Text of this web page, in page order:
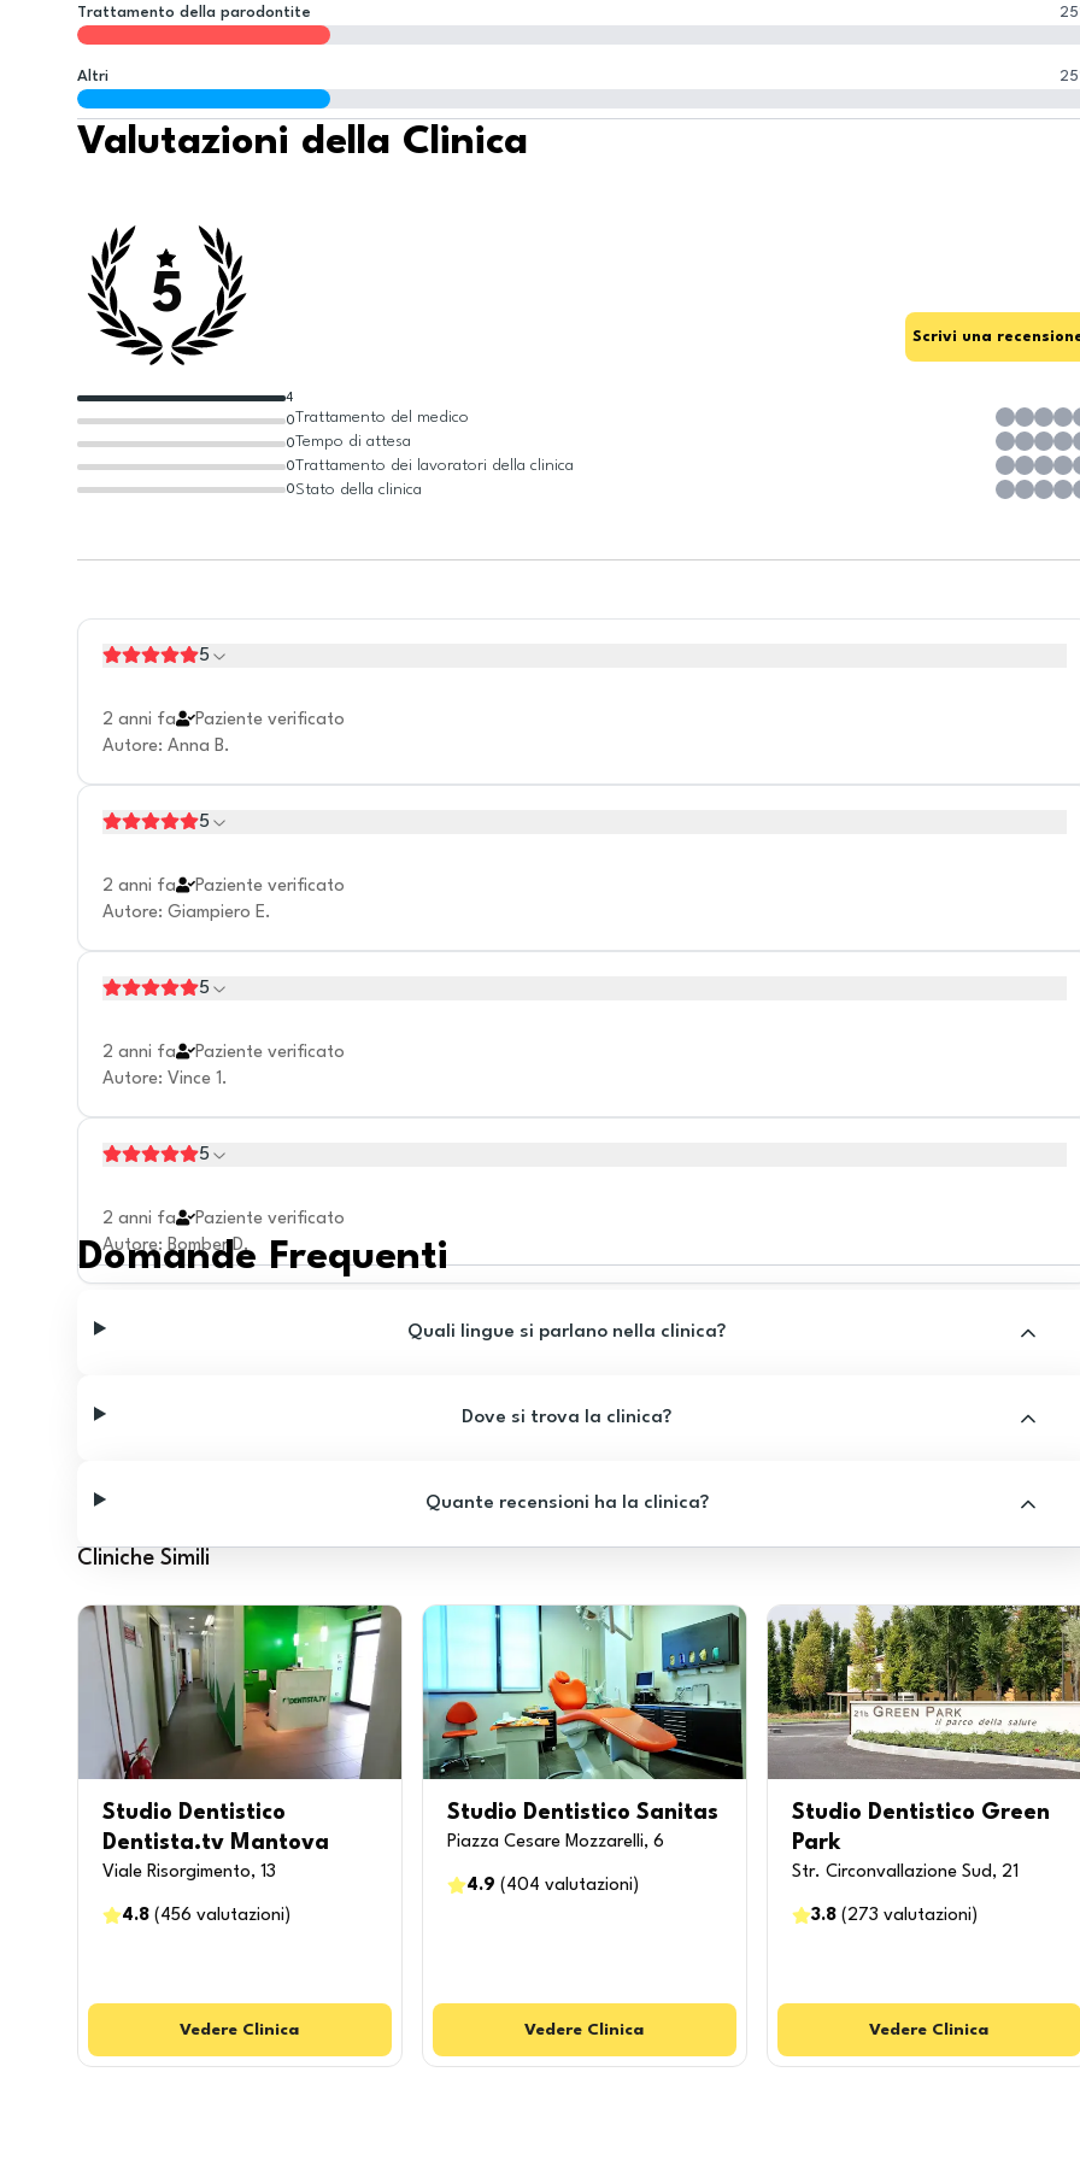
Trattamento della parodontite 25
Altri 25
Valutazioni della Clinica
5
0
0
0
0
4
Scrivi una
Trattamento del medico
Tempo di attesa
Trattamento dei lavoratori della clinica
Stato della clinica
5
2 anni fa
Paziente verificato
Autore: Anna B.
5
2 anni fa
Paziente verificato
Autore: Giampiero E.
5
2 anni fa
Paziente verificato
Autore: Vince 1.
5
2 anni fa
Paziente verificato
Autore: Bomber D.
Domande Frequenti
Quali lingue si parlano nella clinica?
Dove si trova la clinica?
Quante recensioni ha la clinica?
Cliniche Simili
Studio Dentistico
Dentista.tv Mantova
Viale Risorgimento, 13
4.8 ( 456 valutazioni )
Vedere Clinica
Studio Dentistico Sanitas
Piazza Cesare Mozzarelli, 6
4.9 ( 404 valutazioni )
Vedere Clinica
Studio Dentistico Green
Park
Str. Circonvallazione Sud, 21
3.8( 273 valutazioni )
Vedere Clinica